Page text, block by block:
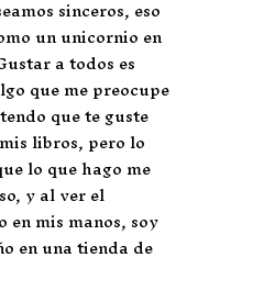
sinceros, eso
un unicornio en
a todos es
que me preocupe
que te guste
libros, pero lo
lo que hago me
y al ver el
mis manos, soy
en una tienda de